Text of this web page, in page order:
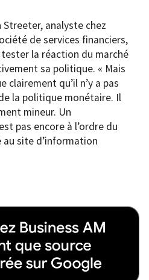
Streeter, analyste chez
de services financiers,
la réaction du marché
sa politique. « Mais
clairement qu’il n’y a pas
la politique monétaire. Il
mineur. Un
pas encore à l’ordre du
site d’information